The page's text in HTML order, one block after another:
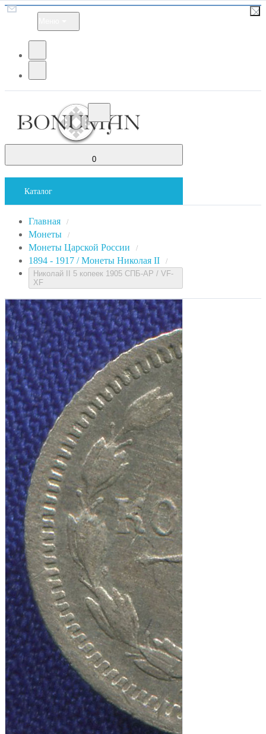
0
Каталог
Главная /
Монеты /
Монеты Царской России /
1894 - 1917 / Монеты Николая II /
Николай II 5 копеек 1905 СПБ-АР / VF-
XF